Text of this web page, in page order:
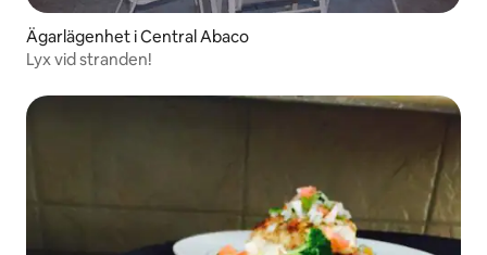
Ägarlägenhet i Central Abaco
Lyx vid stranden!